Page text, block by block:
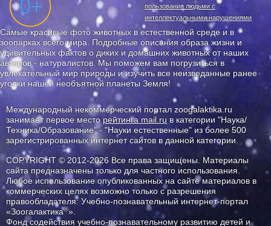
пользования людьми с
интеллектуальными нарушениями
Самые красивые фото животных в естественной среде и в
зоопарках всего мира. Подробные описания образа жизни и
удивительных фактов о диких и домашних животных от наших
авторов - натуралистов. Мы поможем вам погрузиться в
увлекательный мир природы и изучить все неизведанные ранее
уголки нашей необъятной планеты Земля!
Международный некоммерческий портал zoogalaktika.ru
занимает первое месторейтинга mail.ru в категории "Наука/
Техника/Образование" - "Науки естественные" из более 500
зарегистрированных интернет сайтов в данной категории.
COPYRIGHT © 2012-2026 Все права защищены. Материалы
сайта предназначены только для частного использования.
Любое использование опубликованных на сайте материалов в
коммерческих целях возможно только с разрешения
правообладателя: Учебно-познавательный интернет-портал
«Зоогалактика®».
Фонд содействия учебно-познавательному развитию детей и